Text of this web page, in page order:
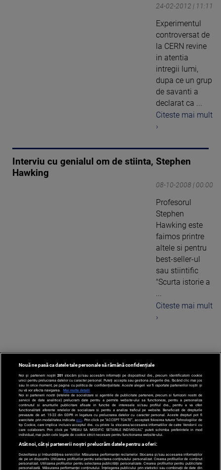
24-02-2012 | 11:11
Experimentul
controversat de
la CERN revine
in atentia
intregii lumi,
dupa ce un grup
de savanti a
declarat ca ...
Citeste mai mult
›
Interviu cu genialul om de stiinta, Stephen
Hawking
08-10-2008 | 00:00
Profesorul
Stephen
Hawking este
faimos printre
altele si pentru
best-seller-ul
sau stiintific
"Scurta istorie a
...
Citeste mai mult
›
1
Nouă ne pasă ca datele tale personale să rămână confidențiale
Noi și partenerii noștri 201 stocăm și/sau accesăm informații pe dispozitivul dvs., precum identificatorii cookie
unici pentru prelucrarea datelor cu caracter personal. Puteți accepta sau gestiona alegerile dvs. făcând clic mai jos
sau în orice moment, pe pagina cu politica de confidențialitate. Aceste alegeri vor fi raportate partenerilor noștri și
nu vă vor afecta navigarea.
Mai multe detalii
Noi si partenerii nostri (retelele de socializare si agentiile de publicitate partenere, precum si furnizorii nostri de
servicii de date analitice) prelucram date pentru a permite website-ului sa functioneze, pentru a personaliza
continutul si anunturile publicitare afisate in functie de interesele si/sau profilul dvs., pentru a va oferi
functionalitati aferente retelelor de socializare si pentru a analiza traficul pe website. Beneficiati de drepturile
prevazute de art. 15-22 din GDPR in legatura cu prelucrarea datelor cu caracter personal. Aceste drepturi pot fi
exercitate prin modalitatea indicataaici . Prin click pe “ACCEPT TOATE”, acceptati folosirea tuturor Tehnologiilor de
tip Cookie, care implica inclusiv acceptul dvs. cu privire la stocarea/accesarea informatiilor de catre Vendor-ii cu
care colaboram. Prin click pe “VREAU SA MODIFIC SETARILE INDIVIDUAL” puteti schimba preferintele in mod
individual, mai putin cele legate de cookie strict necesare pentru functionarea website-ului.
Atât noi, cât și partenerii noștri prelucrăm datele pentru a oferi:
Dezvoltarea și îmbunătățirea serviciilor. Măsurarea performanței reclamelor. Stocarea și/sau accesarea informațiilor
de pe un dispozitiv. Utilizarea profilurilor pentru selectarea conținutului personalizat. Crearea profilurilor de conținut
personalizat. Utilizarea profilurilor pentru selectarea publicității personalizate. Crearea profilurilor pentru publicitate
personalizată. Măsurarea performanței conținutului. Înțelegerea publicului prin statistici sau combinații de date din